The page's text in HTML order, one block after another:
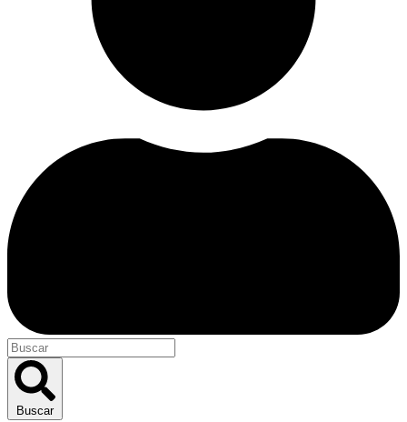
Buscar